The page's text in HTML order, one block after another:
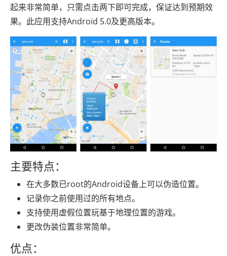
起来非常简单，只需点击两下即可完成，保证达到预期效
果。此应用支持Android 5.0及更高版本。
主要特点：
在大多数已root的Android设备上可以伪造位置。
记录你之前使用过的所有地点。
支持使用虚假位置玩基于地理位置的游戏。
更改伪装位置非常简单。
优点：